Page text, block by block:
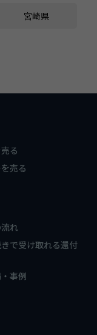
宮崎県
る
売る
れ
で受け取れる還付
事例